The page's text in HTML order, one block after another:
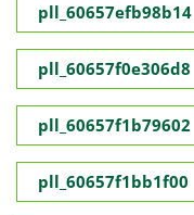
pll_60657efb98b14
pll_60657f0e306d8
pll_60657f1b79602
pll_60657f1bb1f00